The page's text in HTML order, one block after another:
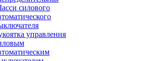
силового
управления